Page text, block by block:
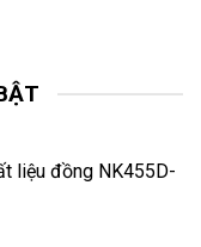
liệu đồng NK455D-